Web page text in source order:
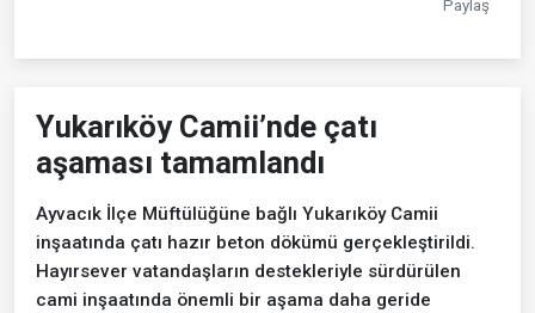
Paylaş
Yukarıköy Camii’nde çatı
aşaması tamamlandı
Ayvacık İlçe Müftülüğüne bağlı Yukarıköy Camii
inşaatında çatı hazır beton dökümü gerçekleştirildi.
Hayırsever vatandaşların destekleriyle sürdürülen
cami inşaatında önemli bir aşama daha geride